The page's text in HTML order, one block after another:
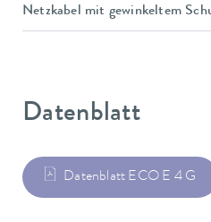
Netzkabel mit gewinkeltem
Datenblatt
Datenblatt ECO E 4 G